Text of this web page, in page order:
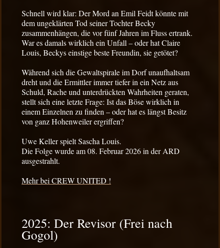
Schnell wird klar: Der Mord an Emil Feidt könnte mit
dem ungeklärten Tod seiner Tochter Becky
zusammenhängen, die vor fünf Jahren im Fluss ertrank.
War es damals wirklich ein Unfall – oder hat Claire
Louis, Beckys einstige beste Freundin, sie getötet?
Während sich die Gewaltspirale im Dorf unaufhaltsam
dreht und die Ermittler immer tiefer in ein Netz aus
Schuld, Rache und unterdrückten Wahrheiten geraten,
stellt sich eine letzte Frage: Ist das Böse wirklich in
einem Einzelnen zu finden – oder hat es längst Besitz
von ganz Hohenweiler ergriffen?
Uwe Keller spielt Sascha Louis.
Die Folge wurde am 08. Februar 2026in der ARD
ausgestrahlt.
Mehr bei CREW UNITED !
2025: Der Revisor (Frei nach
Gogol)